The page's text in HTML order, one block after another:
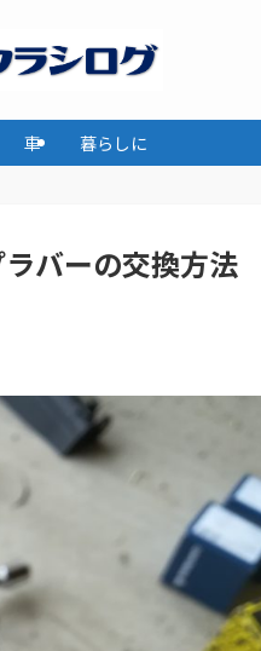
車 暮らしに
バーの交換方法